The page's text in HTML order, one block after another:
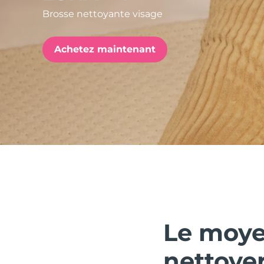
Brosse nettoyante visage
Achetez maintenant
Le
issa™ Teeth Whitening Set
FAQ™ Dual LED Panel
POPULAIRE